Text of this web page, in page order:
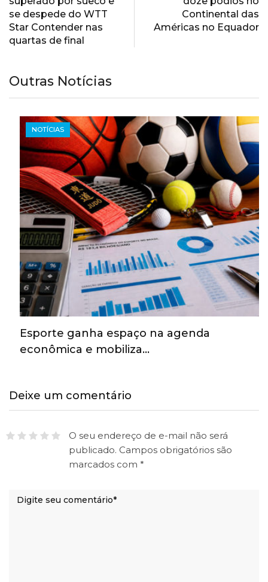
se despede do WTT
Star Contender nas
quartas de final
Continental das
Américas no Equador
Outras Notícias
NOTÍCIAS
Esporte ganha espaço na agenda
econômica e mobiliza…
Deixe um comentário
O seu endereço de e-mail não será
publicado. Campos obrigatórios são
marcados com *